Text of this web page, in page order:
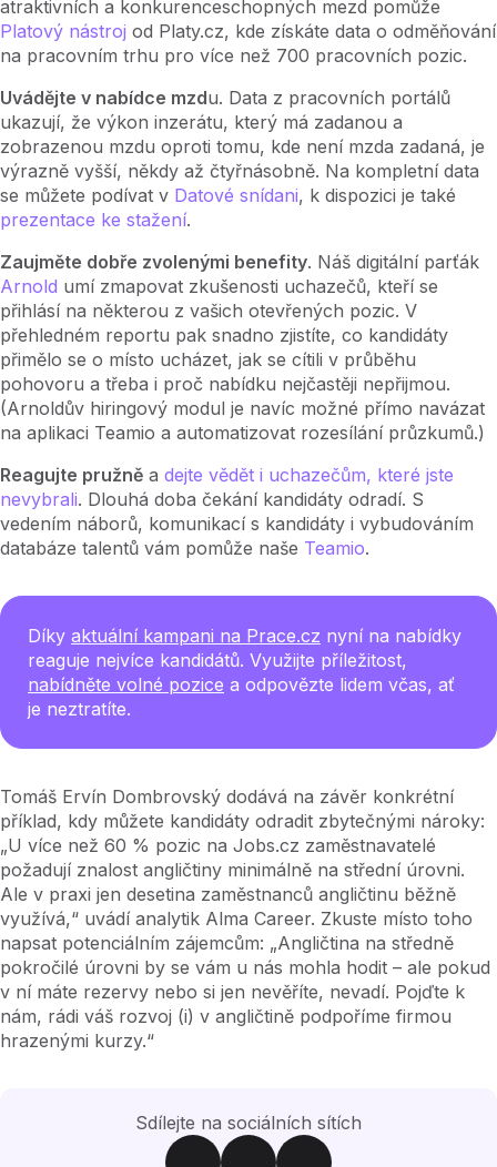
atraktivních a konkurenceschopných mezd pomůže
Platový nástroj od Platy.cz, kde získáte data o odměňování
na pracovním trhu pro více než 700 pracovních pozic.
Uvádějte v nabídce mzdu. Data z pracovních portálů
ukazují, že výkon inzerátu, který má zadanou a
zobrazenou mzdu oproti tomu, kde není mzda zadaná, je
výrazně vyšší, někdy až čtyřnásobně. Na kompletní data
se můžete podívat v Datové snídani, k dispozici je také
prezentace ke stažení.
Zaujměte dobře zvolenými benefity. Náš digitální parťák
Arnold umí zmapovat zkušenosti uchazečů, kteří se
přihlásí na některou z vašich otevřených pozic. V
přehledném reportu pak snadno zjistíte, co kandidáty
přimělo se o místo ucházet, jak se cítili v průběhu
pohovoru a třeba i proč nabídku nejčastěji nepřijmou.
(Arnoldův hiringový modul je navíc možné přímo navázat
na aplikaci Teamio a automatizovat rozesílání průzkumů.)
Reagujte pružně a dejte vědět i uchazečům, které jste
nevybrali. Dlouhá doba čekání kandidáty odradí. S
vedením náborů, komunikací s kandidáty i vybudováním
databáze talentů vám pomůže naše Teamio.
Díky aktuální kampani na Prace.cz nyní na nabídky
reaguje nejvíce kandidátů. Využijte příležitost,
nabídněte volné pozice a odpovězte lidem včas, ať
je neztratíte.
Tomáš Ervín Dombrovský dodává na závěr konkrétní
příklad, kdy můžete kandidáty odradit zbytečnými nároky:
„U více než 60 % pozic na Jobs.cz zaměstnavatelé
požadují znalost angličtiny minimálně na střední úrovni.
Ale v praxi jen desetina zaměstnanců angličtinu běžně
využívá,“ uvádí analytik Alma Career. Zkuste místo toho
napsat potenciálním zájemcům: „Angličtina na středně
pokročilé úrovni by se vám u nás mohla hodit –⁠⁠⁠⁠⁠⁠ ale pokud
v ní máte rezervy nebo si jen nevěříte, nevadí. Pojďte k
nám, rádi váš rozvoj (i) v angličtině podpoříme firmou
hrazenými kurzy.“
Sdílejte na sociálních sítích